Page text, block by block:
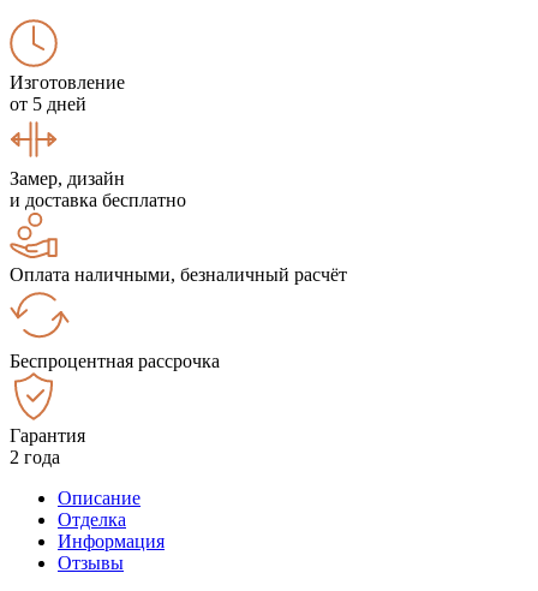
Изготовление
от 5 дней
Замер, дизайн
и доставка бесплатно
Оплата наличными, безналичный расчёт
Беспроцентная рассрочка
Гарантия
2 года
Описание
Отделка
Информация
Отзывы